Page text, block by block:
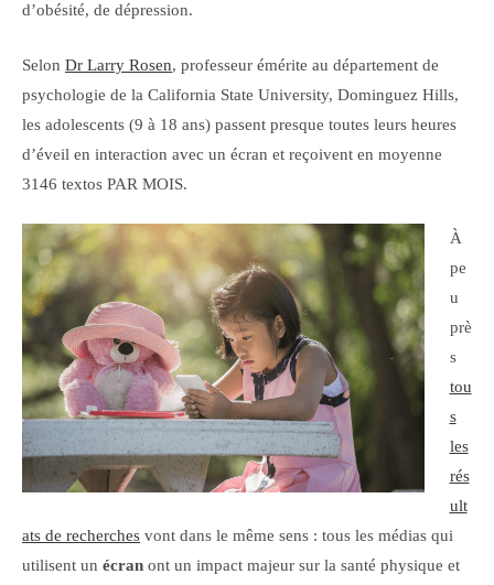
d’obésité, de dépression.
Selon Dr Larry Rosen, professeur émérite au département de
psychologie de la California State University, Dominguez Hills,
les adolescents (9 à 18 ans) passent presque toutes leurs heures
d’éveil en interaction avec un écran et reçoivent en moyenne
3146 textos PAR MOIS.
À
pe
u
prè
s
tou
s
les
rés
ult
ats de recherches vont dans le même sens : tous les médias qui
utilisent un écran ont un impact majeur sur la santé physique et